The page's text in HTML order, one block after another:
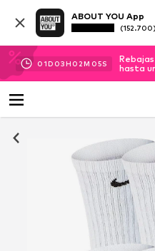
ABOUT YOU App
(152.700)
01D 03H 02M 04S
hasta